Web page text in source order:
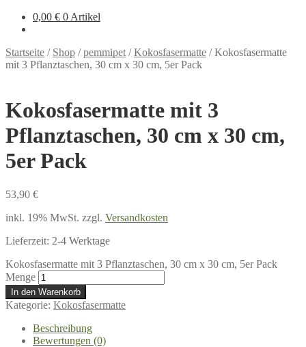
0,00 € 0 Artikel
Startseite / Shop /pemmipet /Kokosfasermatte /Kokosfasermatte
mit 3 Pflanztaschen, 30 cm x 30 cm, 5er Pack
Kokosfasermatte mit 3
Pflanztaschen, 30 cm x 30 cm,
5er Pack
53,90 €
inkl. 19% MwSt. zzgl. Versandkosten
Lieferzeit: 2-4 Werktage
Kokosfasermatte mit 3 Pflanztaschen, 30 cm x 30 cm, 5er Pack
Menge
In den Warenkorb
Kategorie: Kokosfasermatte
Beschreibung
Bewertungen (0)